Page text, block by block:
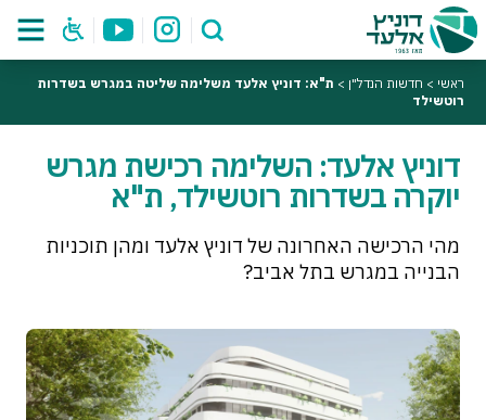
ראשי > חדשות הנדל"ן > ת"א: דוניץ אלעד משלימה שליטה במגרש בשדרות
רוטשילד
דוניץ אלעד: השלימה רכישת מגרש
יוקרה בשדרות רוטשילד, ת"א
מהי הרכישה האחרונה של דוניץ אלעד ומהן תוכניות
הבנייה במגרש בתל אביב?